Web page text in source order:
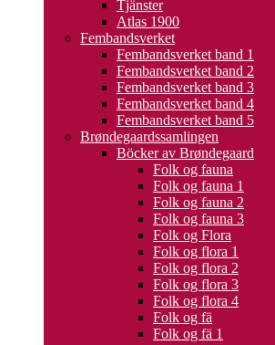
Tjänster
Atlas 1900
Fembandsverket
Fembandsverket band 1
Fembandsverket band 2
Fembandsverket band 3
Fembandsverket band 4
Fembandsverket band 5
Brøndegaardssamlingen
Böcker av Brøndegaard
Folk og fauna
Folk og fauna 1
Folk og fauna 2
Folk og fauna 3
Folk og Flora
Folk og flora 1
Folk og flora 2
Folk og flora 3
Folk og flora 4
Folk og fä
Folk og fä 1